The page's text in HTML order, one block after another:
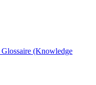
Glossaire (Knowledge